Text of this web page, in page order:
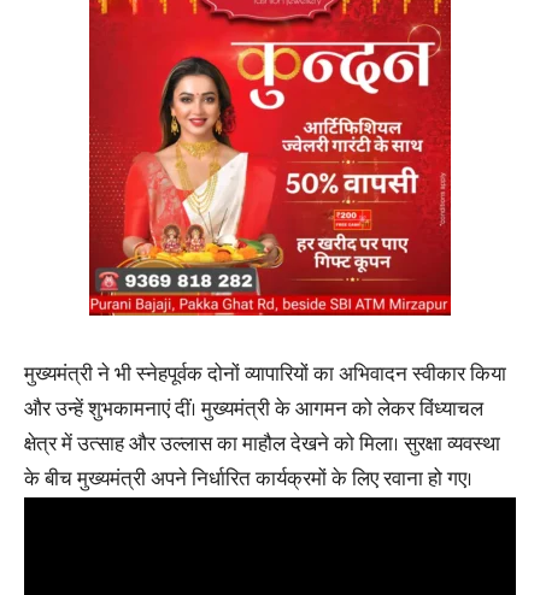
मुख्यमंत्री ने भी स्नेहपूर्वक दोनों व्यापारियों का अभिवादन स्वीकार किया
और उन्हें शुभकामनाएं दीं। मुख्यमंत्री के आगमन को लेकर विंध्याचल
क्षेत्र में उत्साह और उल्लास का माहौल देखने को मिला। सुरक्षा व्यवस्था
के बीच मुख्यमंत्री अपने निर्धारित कार्यक्रमों के लिए रवाना हो गए।